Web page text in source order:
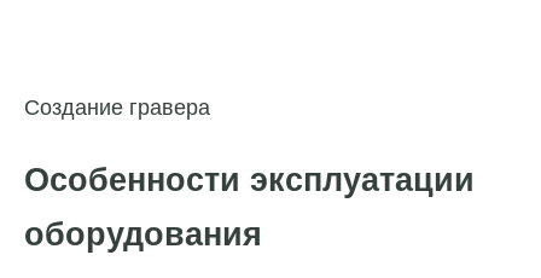
Создание гравера
Особенности эксплуатации
оборудования